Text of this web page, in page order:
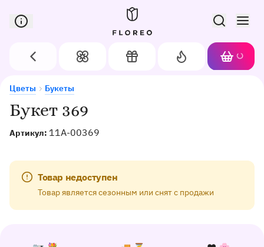
Сервис доставки цветов в Орле
Назад Цветы Подарки
Акции
Корзина
Букет 369
Артикул: 11A-00369
Товар недоступен
Товар является сезонным или снят с продажи
Цветы Букеты
Букет 369